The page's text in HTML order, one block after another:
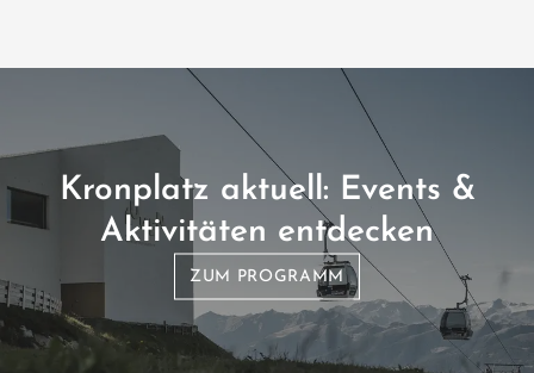
Kronplatz aktuell: Events &
Aktivitäten entdecken
ZUM PROGRAMM